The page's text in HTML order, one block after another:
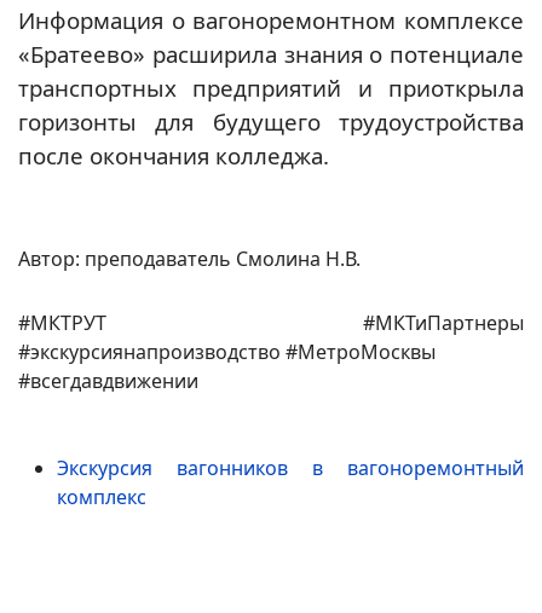
Информация о вагоноремонтном комплексе
«Братеево» расширила знания о потенциале
транспортных предприятий и приоткрыла
горизонты для будущего трудоустройства
после окончания колледжа.
Автор: преподаватель Смолина Н.В.
#МКТРУТ #МКТиПартнеры
#экскурсиянапроизводство #МетроМосквы
#всегдавдвижении
Экскурсия вагонников в вагоноремонтный
комплекс